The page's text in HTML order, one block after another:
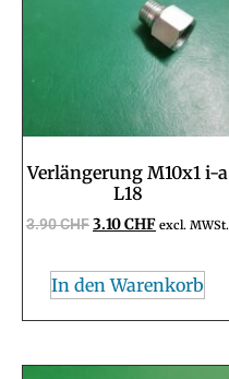
Verlängerung M10x1 i-a
L18
3.90CHF3.10CHF excl. MWSt.
In den Warenkorb